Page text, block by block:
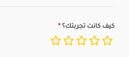
كيف كانت تجربتك؟